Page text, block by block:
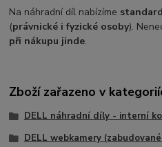
Na náhradní díl nabízíme
(právnické i fyzické osoby).
při nákupu jinde.
Zboží zařazeno v
DELL náhradní díly - interní
DELL webkamery